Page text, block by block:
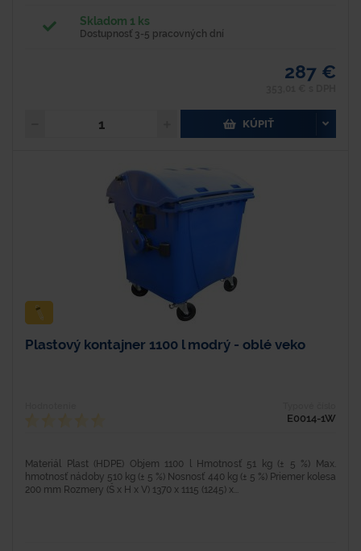
Skladom 1 ks
Dostupnosť 3-5 pracovných dní
287 €
KÚPIŤ
Plastový kontajner 1100 l modrý - oblé veko
E0014-1W
Materiál Plast (HDPE) Objem 1100 l Hmotnosť 51 kg (± 5 %) Max.
hmotnosť nádoby 510 kg (± 5 %) Nosnosť 440 kg (± 5 %) Priemer kolesa
200 mm Rozmery (Š x H x V) 1370 x 1115 (1245) x...